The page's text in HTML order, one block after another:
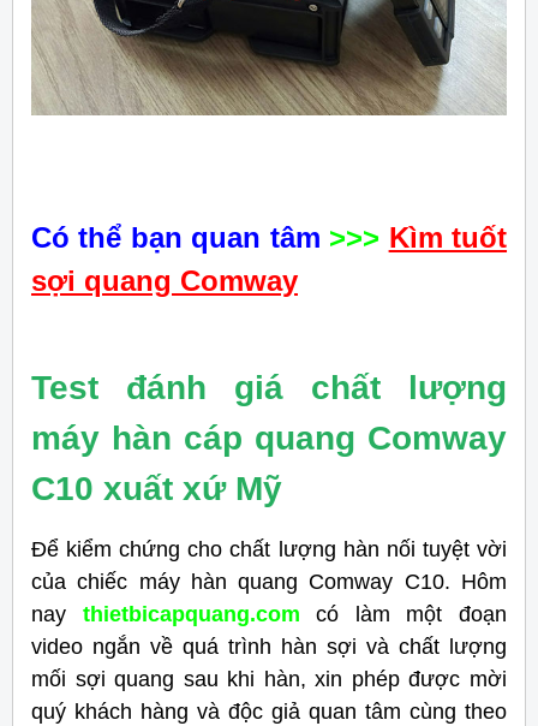
Có thể bạn quan tâm >>> Kìm tuốt
sợi quang Comway
Test đánh giá chất lượng
máy hàn cáp quang Comway
C10 xuất xứ Mỹ
Để kiểm chứng cho chất lượng hàn nối tuyệt vời
của chiếc máy hàn quang Comway C10. Hôm
nay thietbicapquang.com có làm một đoạn
video ngắn về quá trình hàn sợi và chất lượng
mối sợi quang sau khi hàn, xin phép được mời
quý khách hàng và độc giả quan tâm cùng theo